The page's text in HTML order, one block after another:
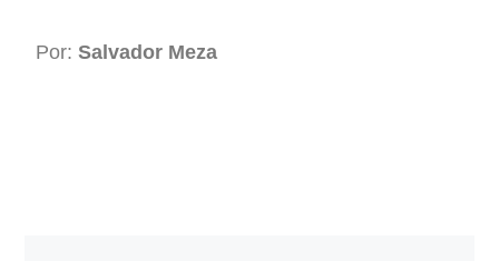
Por:Salvador Meza